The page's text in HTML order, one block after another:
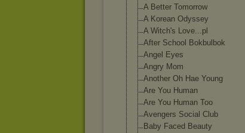
A Better Tomorrow
A Korean Odyssey
A Witch's Love...pl
After School Bokbulbok
Angel Eyes
Angry Mom
Another Oh Hae Young
Are You Human
Are You Human Too
Avengers Social Club
Baby Faced Beauty